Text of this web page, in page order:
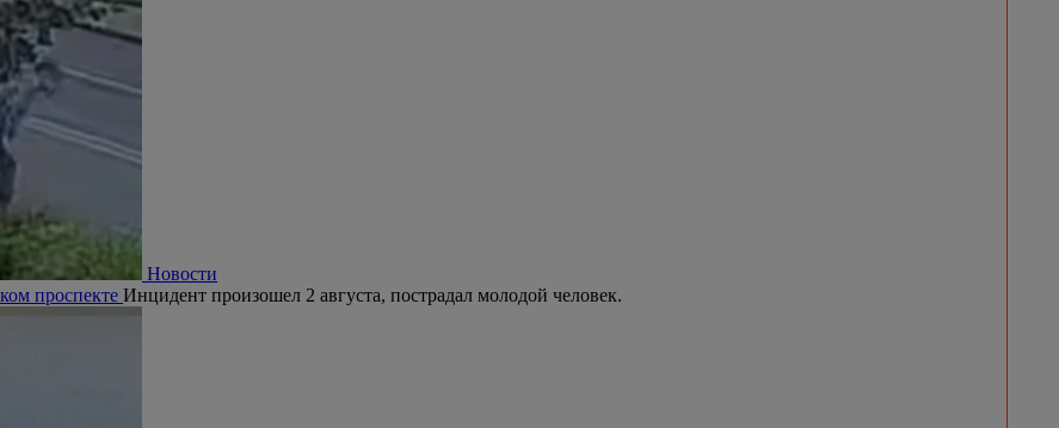
Новости
проспекте Инцидент произошел 2 августа, пострадал молодой человек.